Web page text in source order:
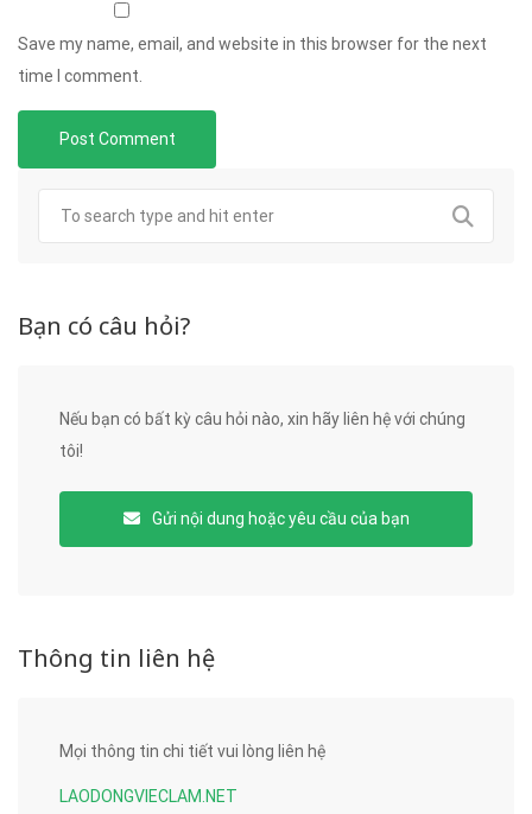
Save my name, email, and website in this browser for the next
time I comment.
Bạn có câu hỏi?
Nếu bạn có bất kỳ câu hỏi nào, xin hãy liên hệ với chúng
tôi!
Gửi nội dung hoặc yêu cầu của bạn
Thông tin liên hệ
Mọi thông tin chi tiết vui lòng liên hệ
LAODONGVIECLAM.NET